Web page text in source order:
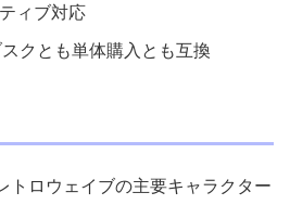
ィブ対応
クとも単体購入とも互換
トロウェイブの主要キャラクター